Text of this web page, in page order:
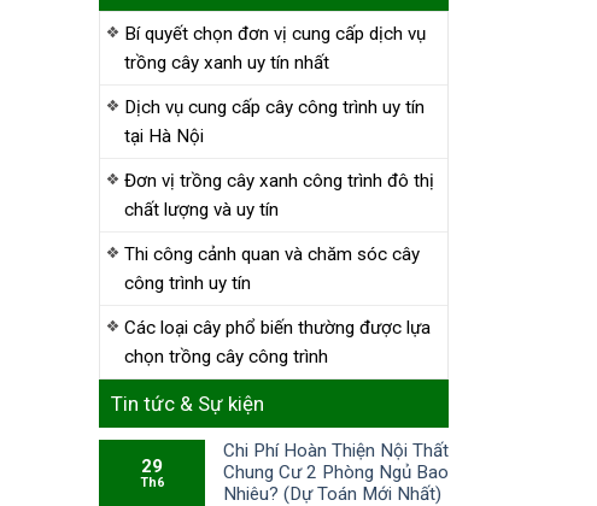
Bí quyết chọn đơn vị cung cấp dịch vụ
trồng cây xanh uy tín nhất
Dịch vụ cung cấp cây công trình uy tín
tại Hà Nội
Đơn vị trồng cây xanh công trình đô thị
chất lượng và uy tín
Thi công cảnh quan và chăm sóc cây
công trình uy tín
Các loại cây phổ biến thường được lựa
chọn trồng cây công trình
Tin tức & Sự kiện
29
Th6
Chi Phí Hoàn Thiện Nội Thất
Chung Cư 2 Phòng Ngủ Bao
Nhiêu? (Dự Toán Mới Nhất)